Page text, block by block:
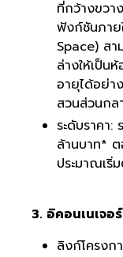
ที่กว้างขวา
ฟังก์ชันภา
Space) สา
ล่างให้เป็น
อายุได้อย่า
สวนส่วนก
ระดับราคา
ล้านบาท*
ประมาณเริ่
3. อิคอนเนเจ
ลิงก์โครงก